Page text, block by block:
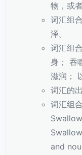
物，或
词汇组
泽。
词汇组
身； 吞
滋润；
词汇的
词汇组
and